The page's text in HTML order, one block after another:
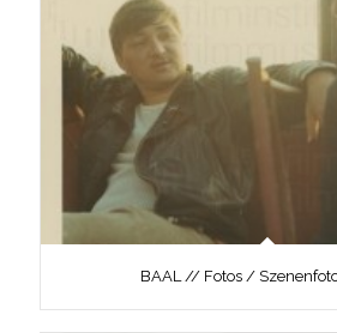
BAAL // Fotos /